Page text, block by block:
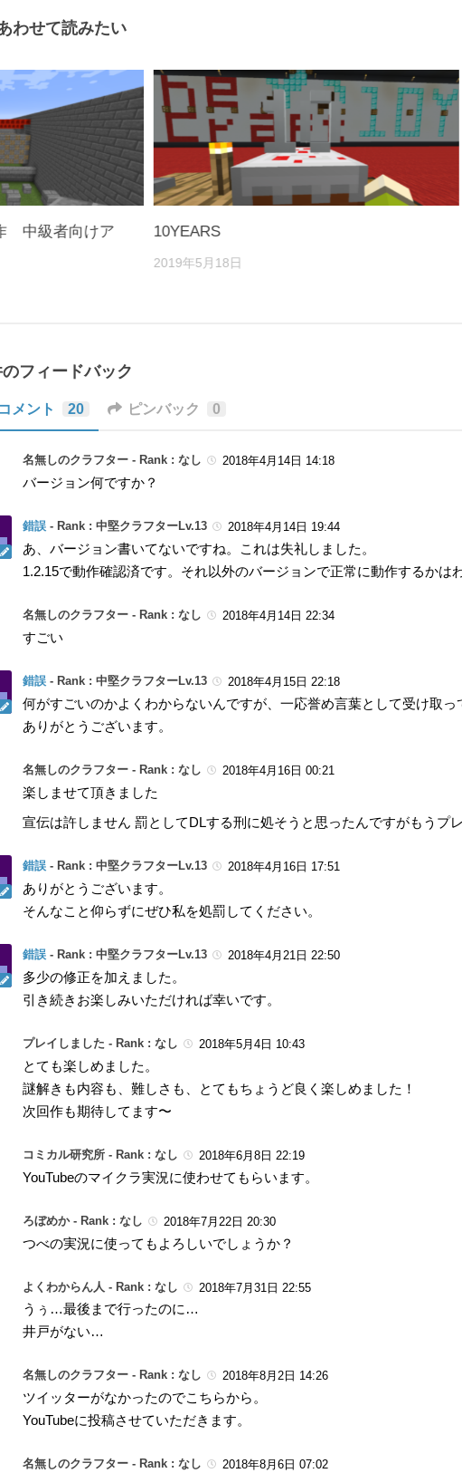
わせて読みたい
10YEARS
2019年5月18日
中級者向けア
フィードバック
コメント 20 ピンバック 0
名無しのクラフター - Rank : なし 2018年4月14日 14:18
バージョン何ですか？
錯誤 - Rank : 中堅クラフターLv.13 2018年4月14日 19:44
あ、バージョン書いてないですね。これは失礼しました。
1.2.15で動作確認済です。それ以外のバージョンで正常に動作するかは
名無しのクラフター - Rank : なし 2018年4月14日 22:34
すごい
錯誤 - Rank : 中堅クラフターLv.13 2018年4月15日 22:18
何がすごいのかよくわからないんですが、一応誉め言葉として受け取っ
ありがとうございます。
名無しのクラフター - Rank : なし 2018年4月16日 00:21
楽しませて頂きました
宣伝は許しません 罰としてDLする刑に処そうと思ったんですがもう
錯誤 - Rank : 中堅クラフターLv.13 2018年4月16日 17:51
ありがとうございます。
そんなこと仰らずにぜひ私を処罰してください。
錯誤 - Rank : 中堅クラフターLv.13 2018年4月21日 22:50
多少の修正を加えました。
引き続きお楽しみいただければ幸いです。
プレイしました - Rank : なし 2018年5月4日 10:43
とても楽しめました。
謎解きも内容も、難しさも、とてもちょうど良く楽しめました！
次回作も期待してます〜
コミカル研究所 - Rank : なし 2018年6月8日 22:19
YouTubeのマイクラ実況に使わせてもらいます。
ろぼめか - Rank : なし 2018年7月22日 20:30
つべの実況に使ってもよろしいでしょうか？
よくわからん人 - Rank : なし 2018年7月31日 22:55
うぅ…最後まで行ったのに…
井戸がない…
名無しのクラフター - Rank : なし 2018年8月2日 14:26
ツイッターがなかったのでこちらから。
YouTubeに投稿させていただきます。
名無しのクラフター - Rank : なし 2018年8月6日 07:02